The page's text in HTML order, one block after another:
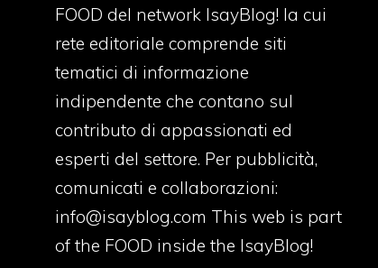
FOOD del network IsayBlog! la cui
rete editoriale comprende siti
tematici di informazione
indipendente che contano sul
contributo di appassionati ed
esperti del settore. Per pubblicità,
comunicati e collaborazioni:
info@isayblog.com This web is part
of the FOOD inside the IsayBlog!